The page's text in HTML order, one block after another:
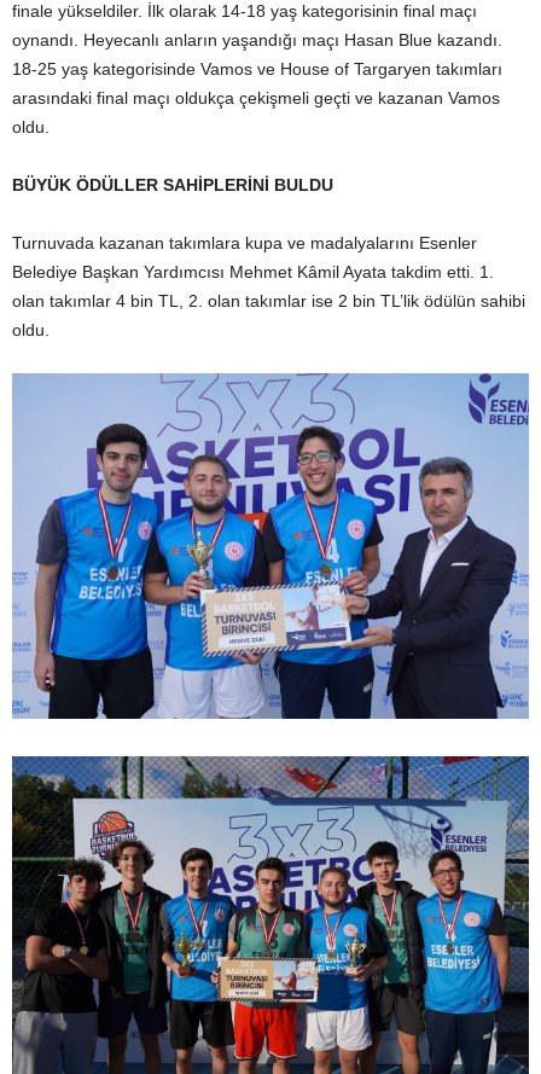
finale yükseldiler. İlk olarak 14-18 yaş kategorisinin final maçı
oynandı. Heyecanlı anların yaşandığı maçı Hasan Blue kazandı.
18-25 yaş kategorisinde Vamos ve House of Targaryen takımları
arasındaki final maçı oldukça çekişmeli geçti ve kazanan Vamos
oldu.
BÜYÜK ÖDÜLLER SAHİPLERİNİ BULDU
Turnuvada kazanan takımlara kupa ve madalyalarını Esenler
Belediye Başkan Yardımcısı Mehmet Kâmil Ayata takdim etti. 1.
olan takımlar 4 bin TL, 2. olan takımlar ise 2 bin TL’lik ödülün sahibi
oldu.